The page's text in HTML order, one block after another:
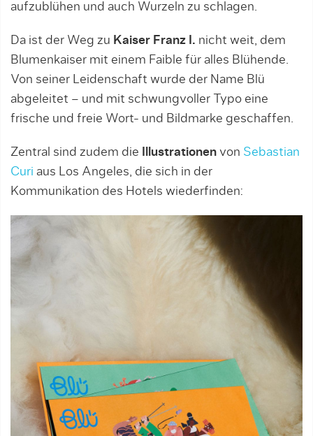
aufzublühen und auch Wurzeln zu schlagen.
Da ist der Weg zu Kaiser Franz I. nicht weit, dem
Blumenkaiser mit einem Faible für alles Blühende.
Von seiner Leidenschaft wurde der Name Blü
abgeleitet – und mit schwungvoller Typo eine
frische und freie Wort- und Bildmarke geschaffen.
Zentral sind zudem die Illustrationen von Sebastian
Curi aus Los Angeles, die sich in der
Kommunikation des Hotels wiederfinden: